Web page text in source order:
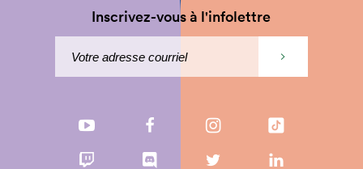
Inscrivez-vous à l'infolettre